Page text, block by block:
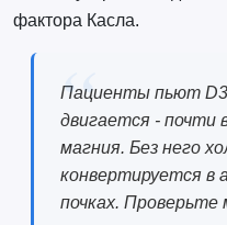
фактора Касла.
Пациенты пьют D3
двигается - почти
магния. Без него
конвертируется в
почках. Проверьте